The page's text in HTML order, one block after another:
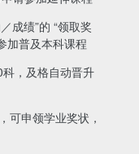
成绩”的 “领取奖
加普及本科课程
，及格自动晋升
可申领学业奖状，